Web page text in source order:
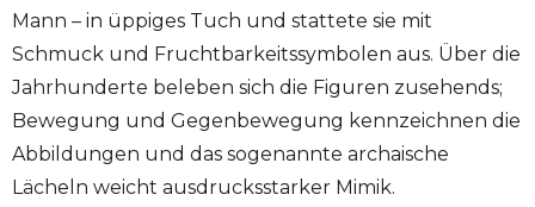
Mann – in üppiges Tuch und stattete sie mit
Schmuck und Fruchtbarkeitssymbolen aus. Über die
Jahrhunderte beleben sich die Figuren zusehends;
Bewegung und Gegenbewegung kennzeichnen die
Abbildungen und das sogenannte archaische
Lächeln weicht ausdrucksstarker Mimik.